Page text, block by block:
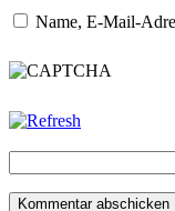
Name, E-Mail-